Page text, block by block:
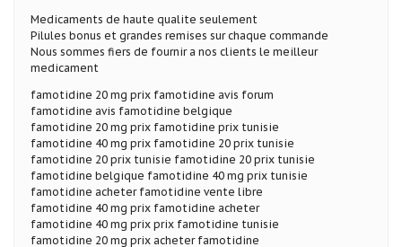
Medicaments de haute qualite seulement
Pilules bonus et grandes remises sur chaque commande
Nous sommes fiers de fournir a nos clients le meilleur
medicament
famotidine 20 mg prix famotidine avis forum
famotidine avis famotidine belgique
famotidine 20 mg prix famotidine prix tunisie
famotidine 40 mg prix famotidine 20 prix tunisie
famotidine 20 prix tunisie famotidine 20 prix tunisie
famotidine belgique famotidine 40 mg prix tunisie
famotidine acheter famotidine vente libre
famotidine 40 mg prix famotidine acheter
famotidine 40 mg prix prix famotidine tunisie
famotidine 20 mg prix acheter famotidine